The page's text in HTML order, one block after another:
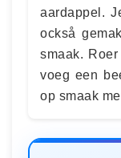
aardappel.
också
smaak.
voeg een
op smaak